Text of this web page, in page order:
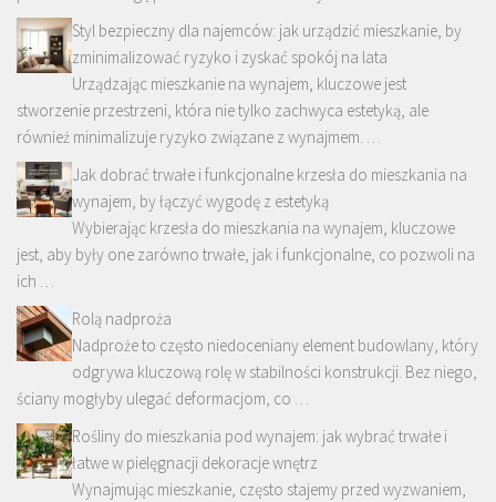
Styl bezpieczny dla najemców: jak urządzić mieszkanie, by
zminimalizować ryzyko i zyskać spokój na lata
Urządzając mieszkanie na wynajem, kluczowe jest
stworzenie przestrzeni, która nie tylko zachwyca estetyką, ale
również minimalizuje ryzyko związane z wynajmem. …
Jak dobrać trwałe i funkcjonalne krzesła do mieszkania na
wynajem, by łączyć wygodę z estetyką
Wybierając krzesła do mieszkania na wynajem, kluczowe
jest, aby były one zarówno trwałe, jak i funkcjonalne, co pozwoli na
ich …
Rolą nadproża
Nadproże to często niedoceniany element budowlany, który
odgrywa kluczową rolę w stabilności konstrukcji. Bez niego,
ściany mogłyby ulegać deformacjom, co …
Rośliny do mieszkania pod wynajem: jak wybrać trwałe i
łatwe w pielęgnacji dekoracje wnętrz
Wynajmując mieszkanie, często stajemy przed wyzwaniem,